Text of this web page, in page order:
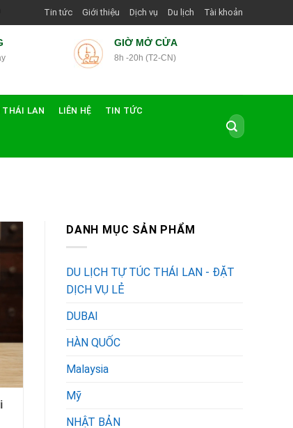
Dẫn Viên Shop | Với Giá Tốt Nhất
Tin tức Giới thiệu Dịch vụ Du lịch Tài khoản
GIỜ MỞ CỬA
8h -20h (T2-CN)
THÁI LAN LIÊN HỆ TIN TỨC
Tìm
kiếm:
DANH MỤC SẢN PHẨM
DU LỊCH TỰ TÚC THÁI LAN - ĐẶT
DỊCH VỤ LẺ
DUBAI
HÀN QUỐC
Malaysia
Mỹ
NHẬT BẢN